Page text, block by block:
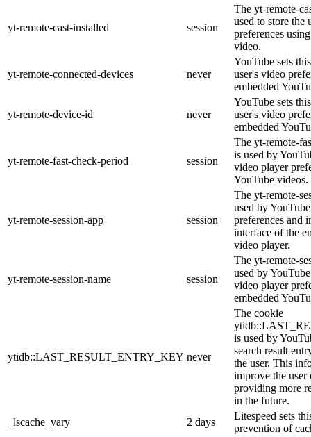
yt-remote-cast-installed session
The yt-remote-
used to store the
preferences
video.
yt-remote-connected-devices never
YouTube sets
user's video
embedded
yt-remote-device-id never
YouTube sets
user's video
embedded
yt-remote-fast-check-period session
The yt-remote-
is used by
video player
YouTube videos.
yt-remote-session-app session
The yt-remote-
used by
preferences and
interface of the
video player.
yt-remote-session-name session
The yt-remote-
used by
video player
embedded
ytidb::LAST_RESULT_ENTRY_KEY never
The cookie
is used by
search result
the user. This
improve the user
providing more
in the future.
_lscache_vary
2 days
Litespeed sets
prevention of